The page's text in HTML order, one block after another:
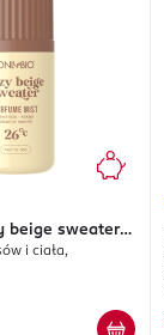
beige sweater
i ciała,